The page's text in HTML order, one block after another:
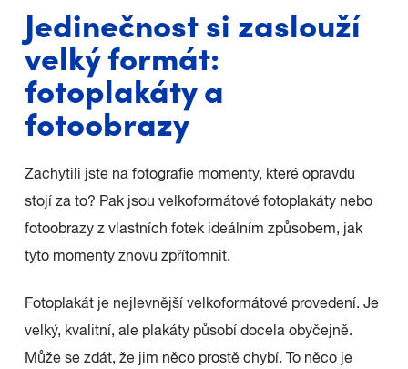
Jedinečnost si zaslouží
velký formát:
fotoplakáty a
fotoobrazy
Zachytili jste na fotografie momenty, které opravdu
stojí za to? Pak jsou velkoformátové fotoplakáty nebo
fotoobrazy z vlastních fotek ideálním způsobem, jak
tyto momenty znovu zpřítomnit.
Fotoplakát je nejlevnější velkoformátové provedení. Je
velký, kvalitní, ale plakáty působí docela obyčejně.
Může se zdát, že jim něco prostě chybí. To něco je